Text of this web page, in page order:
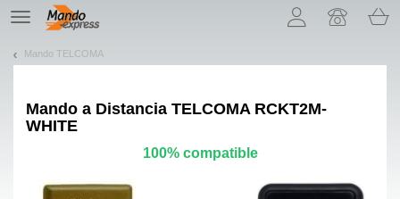
TE
navigation
Mando TELCOMA
Mando a Distancia TELCOMA RCKT2M-
WHITE
100% compatible
¡Permítenos presentarte nuestras cookies!